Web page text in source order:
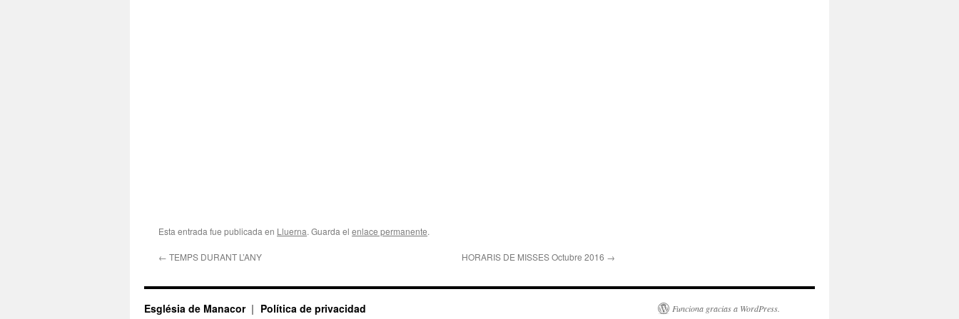
Esta entrada fue publicada en Lluerna. Guarda el enlace permanente.
← TEMPS DURANT L’ANY HORARIS DE MISSES Octubre 2016 →
Església de Manacor Política de privacidad Funciona gracias a WordPress.